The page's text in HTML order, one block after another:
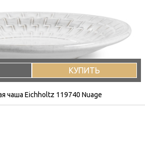
КУПИТЬ
чаша Eichholtz 119740 Nuage